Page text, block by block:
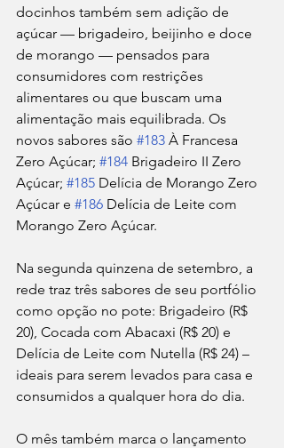
docinhos também sem adição de
açúcar — brigadeiro, beijinho e doce
de morango — pensados para
consumidores com restrições
alimentares ou que buscam uma
alimentação mais equilibrada. Os
novos sabores são #183 À Francesa
Zero Açúcar; #184 Brigadeiro II Zero
Açúcar; #185 Delícia de Morango Zero
Açúcar e #186 Delícia de Leite com
Morango Zero Açúcar.
Na segunda quinzena de setembro, a
rede traz três sabores de seu portfólio
como opção no pote: Brigadeiro (R$
20), Cocada com Abacaxi (R$ 20) e
Delícia de Leite com Nutella (R$ 24) –
ideais para serem levados para casa e
consumidos a qualquer hora do dia.
O mês também marca o lançamento